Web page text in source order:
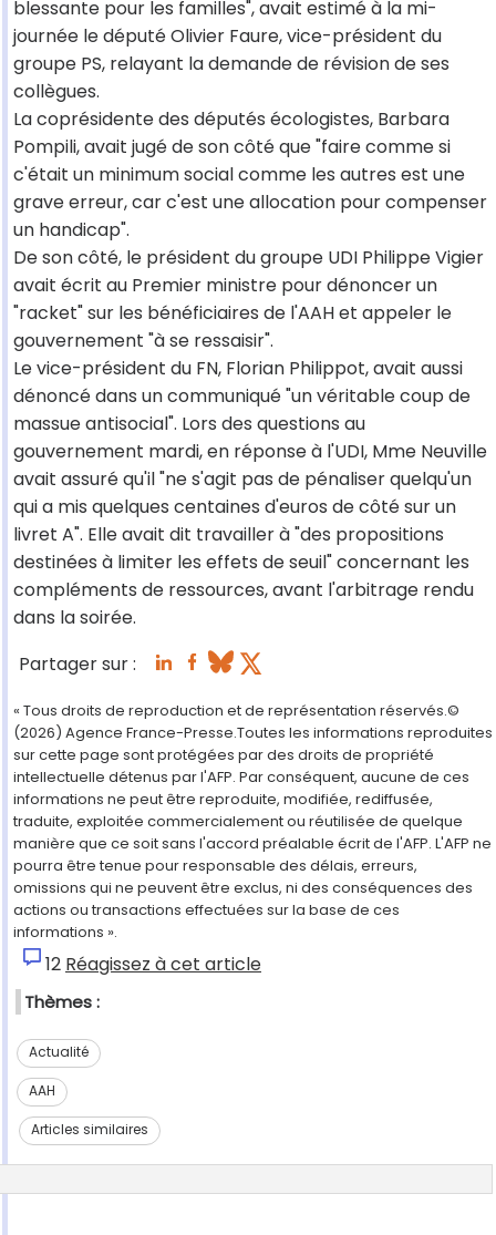
blessante pour les familles", avait estimé à la mi-
journée le député Olivier Faure, vice-président du
groupe PS, relayant la demande de révision de ses
collègues.
La coprésidente des députés écologistes, Barbara
Pompili, avait jugé de son côté que "faire comme si
c'était un minimum social comme les autres est une
grave erreur, car c'est une allocation pour compenser
un handicap".
De son côté, le président du groupe UDI Philippe Vigier
avait écrit au Premier ministre pour dénoncer un
"racket" sur les bénéficiaires de l'AAH et appeler le
gouvernement "à se ressaisir".
Le vice-président du FN, Florian Philippot, avait aussi
dénoncé dans un communiqué "un véritable coup de
massue antisocial". Lors des questions au
gouvernement mardi, en réponse à l'UDI, Mme Neuville
avait assuré qu'il "ne s'agit pas de pénaliser quelqu'un
qui a mis quelques centaines d'euros de côté sur un
livret A". Elle avait dit travailler à "des propositions
destinées à limiter les effets de seuil" concernant les
compléments de ressources, avant l'arbitrage rendu
dans la soirée.
Partager sur :
« Tous droits de reproduction et de représentation réservés.©
(2026) Agence France-Presse.Toutes les informations reproduites
sur cette page sont protégées par des droits de propriété
intellectuelle détenus par l'AFP. Par conséquent, aucune de ces
informations ne peut être reproduite, modifiée, rediffusée,
traduite, exploitée commercialement ou réutilisée de quelque
manière que ce soit sans l'accord préalable écrit de l'AFP. L'AFP ne
pourra être tenue pour responsable des délais, erreurs,
omissions qui ne peuvent être exclus, ni des conséquences des
actions ou transactions effectuées sur la base de ces
informations ».
12 Réagissez à cet article
Thèmes :
Actualité
AAH
Articles similaires